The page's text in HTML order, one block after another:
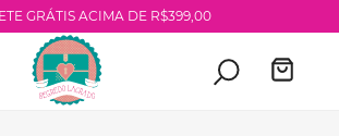
GRÁTIS ACIMA DE R$399,00